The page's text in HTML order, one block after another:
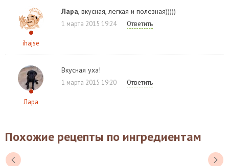
ihajse
Лара, вкусная, легкая и полезная)))))
1 марта 2015 19:24 Ответить
Лара
Вкусная уха!
1 марта 2015 19:20 Ответить
Похожие рецепты по ингредиентам